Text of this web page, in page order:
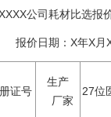
公司耗材比选报
价日期：X年X月
证号
生产
厂家
27位